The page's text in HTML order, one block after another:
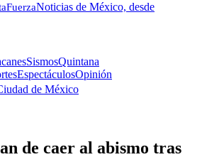
FuerzaNoticias de México, desde
SismosQuintana
EspectáculosOpinión
de México
de caer al abismo tras